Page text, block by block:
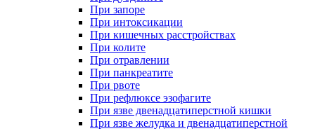
При запоре
При интоксикации
При кишечных расстройствах
При колите
При отравлении
При панкреатите
При рвоте
При рефлюксе эзофагите
При язве двенадцатиперстной кишки
При язве желудка и двенадцатиперстной